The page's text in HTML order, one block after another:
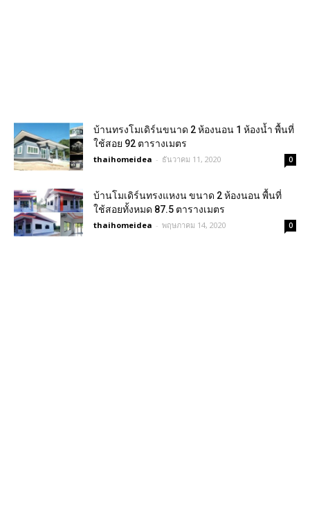
บ้านทรงโมเดิร์นขนาด 2 ห้องนอน 1 ห้องน้ำ พื้นที่
ใช้สอย 92 ตารางเมตร
thaihomeidea - ธันวาคม 11, 2020 0
บ้านโมเดิร์นทรงแหงน ขนาด 2 ห้องนอน พื้นที่
ใช้สอยทั้งหมด 87.5 ตารางเมตร
thaihomeidea - พฤษภาคม 14, 2020 0